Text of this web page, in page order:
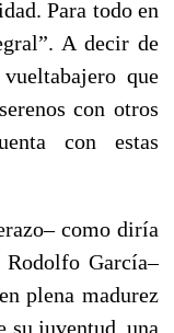
Para todo en
A decir de
que
con otros
con estas
como diría
García–
plena madurez
su juventud, una